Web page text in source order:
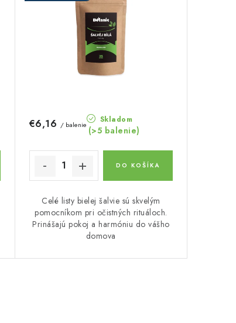
Skladom
(>5 balenie)
€6,16 / balenie
DO KOŠÍKA
Celé listy bielej šalvie sú skvelým
pomocníkom pri očistných rituáloch.
Prinášajú pokoj a harmóniu do vášho
domova